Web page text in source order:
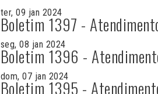
ter, 09 jan 2024
Boletim 1397 -
seg, 08 jan 2024
Boletim 1396 -
dom, 07 jan 2024
Boletim 1395 -